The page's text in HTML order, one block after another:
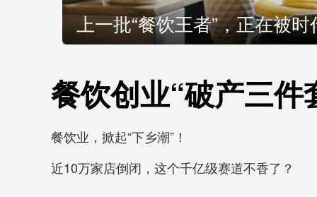
上一批“餐饮王者”，正在被
餐饮创业“破产三
餐饮业，掀起“下乡潮”！
近10万家店倒闭，这个千亿级赛道不香了？